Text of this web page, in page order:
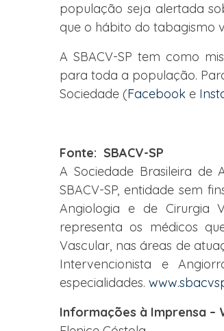
população seja alertada
que o hábito do tabagismo
A SBACV-SP tem como
para toda a população.
Sociedade (Facebook e
Fonte: SBACV-SP
A Sociedade Brasileira de
SBACV-SP, entidade sem
Angiologia e de Cirurgia
representa os médicos
Vascular, nas áreas de
Intervencionista e
especialidades.
Informações à Imprensa –